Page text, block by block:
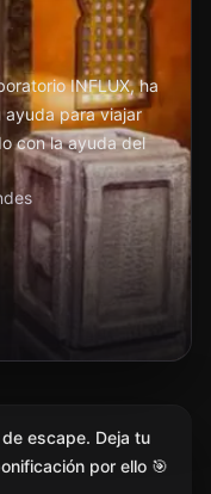
INFLUX, ha
para viajar
con la ayuda del
escape. Deja tu
por ello 🎯